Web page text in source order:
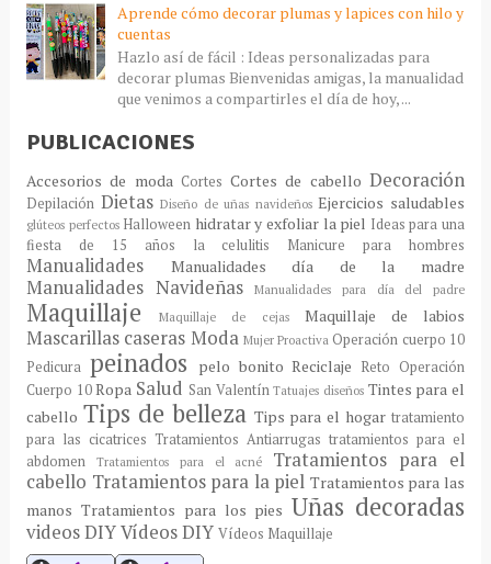
Aprende cómo decorar plumas y lapices con hilo y
cuentas
Hazlo así de fácil : Ideas personalizadas para
decorar plumas Bienvenidas amigas, la manualidad
que venimos a compartirles el día de hoy, ...
PUBLICACIONES
Accesorios de moda Cortes Cortes de cabello Decoración
Depilación Dietas Diseño de uñas navideños Ejercicios saludables
glúteos perfectos Halloween hidratar y exfoliar la piel Ideas para una
fiesta de 15 años
la celulitis Manicure para hombres
Manualidades Manualidades día de la madre
Manualidades Navideñas Manualidades para día del padre
Maquillaje Maquillaje de cejas Maquillaje de labios
Mascarillas caseras Moda Mujer Proactiva Operación cuerpo 10
Pedicura peinados pelo bonito Reciclaje Reto Operación
Cuerpo 10 Ropa Salud San Valentín Tatuajes diseños Tintes para el
cabello Tips de belleza Tips para el hogar tratamiento
para las cicatrices Tratamientos Antiarrugas tratamientos para el
abdomen
Tratamientos para el acné
Tratamientos para el
cabello Tratamientos para la piel Tratamientos para las
manos Tratamientos para los pies Uñas decoradas
videos DIYVídeos DIY Vídeos Maquillaje